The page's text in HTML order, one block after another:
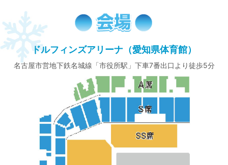
ドルフィンズアリーナ（愛知県体育館）
名古屋市営地下鉄名城線「市役所駅」下車7番出口より徒歩5分